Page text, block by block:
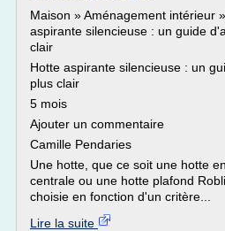
Maison » Aménagement intérieur
aspirante silencieuse : un guide
clair
Hotte aspirante silencieuse : un
plus clair
5 mois
Ajouter un commentaire
Camille Pendaries
Une hotte, que ce soit une hotte
centrale ou une hotte plafond
choisie en fonction d'un critère...
Lire la suite